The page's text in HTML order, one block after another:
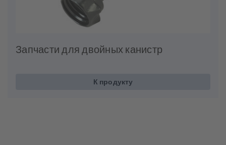
Запчасти для двойных канистр
К продукту